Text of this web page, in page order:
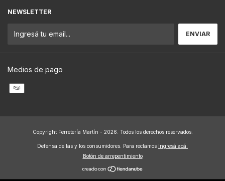
NEWSLETTER
Medios de pago
Copyright Ferretería Martín - 2026. Todos los derechos reservados.
Defensa de las y los consumidores. Para reclamos ingresá acá.
Botón de arrepentimiento